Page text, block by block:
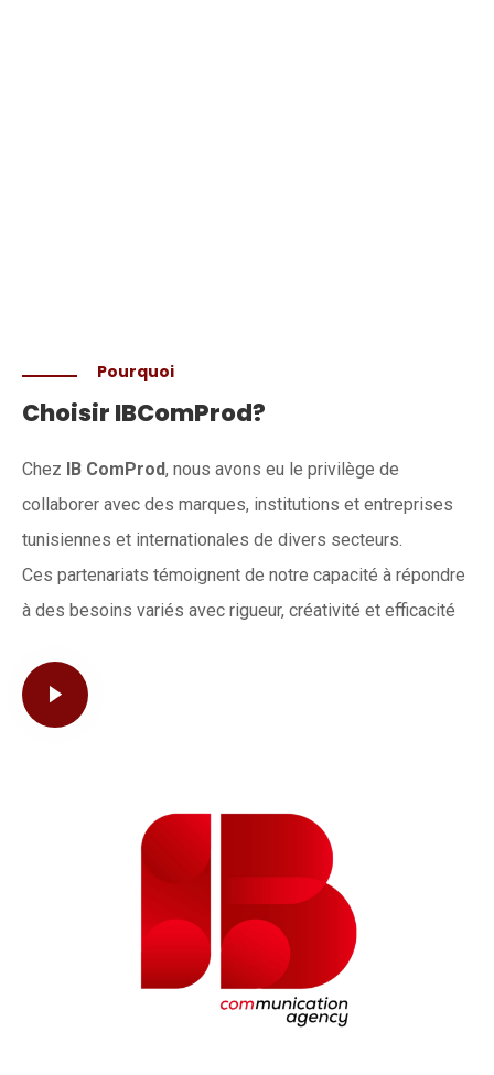
Pourquoi
Choisir IBComProd?
Chez IB ComProd, nous avons eu le privilège de
collaborer avec des marques, institutions et entreprises
tunisiennes et internationales de divers secteurs.
Ces partenariats témoignent de notre capacité à répondre
à des besoins variés avec rigueur, créativité et efficacité